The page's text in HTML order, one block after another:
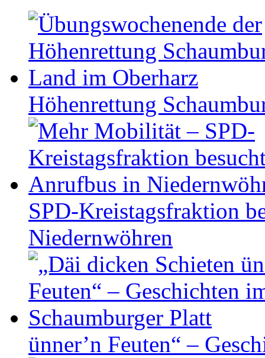
Höhen­ret­tung
SPD-Kreistagsfraktion
Niedernwöhren
ünner’n Feuten“ –